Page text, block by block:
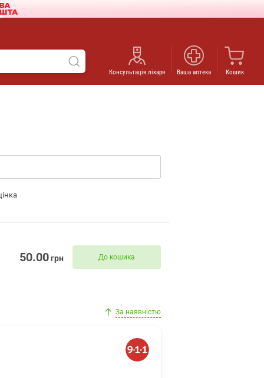
Консультація лікаря Ваша аптека Кошик
50.00грн До кошика
За наявністю